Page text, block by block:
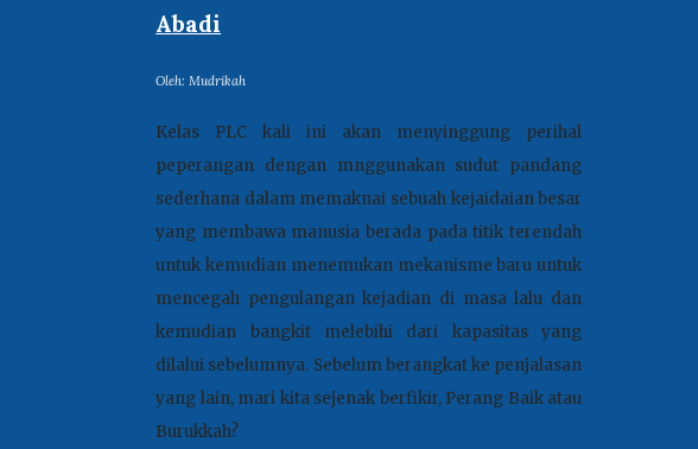
Abadi
Oleh:Mudrikah
Kelas PLC kali ini akan menyinggung perihal
peperangan dengan mnggunakan sudut pandang
sederhana dalam memaknai sebuah kejaidaian besar
yang membawa manusia berada pada titik terendah
untuk kemudian menemukan mekanisme baru untuk
mencegah pengulangan kejadian di masa lalu dan
kemudian bangkit melebihi dari kapasitas yang
dilalui sebelumnya. Sebelum berangkat ke penjalasan
yang lain, mari kita sejenak berfikir, Perang Baik atau
Burukkah?